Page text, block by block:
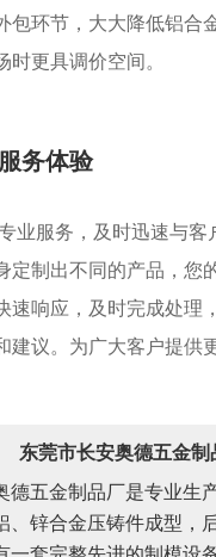
包环节，大大降低铝合
时更具调价空间。
务体验
业服务，及时迅速与客
定制出不同的产品，您
速响应，及时完成处理
建议。为广大客户提供
东莞市长安奥德五金制
德五金制品厂是专业生
、锌合金压铸件成型，